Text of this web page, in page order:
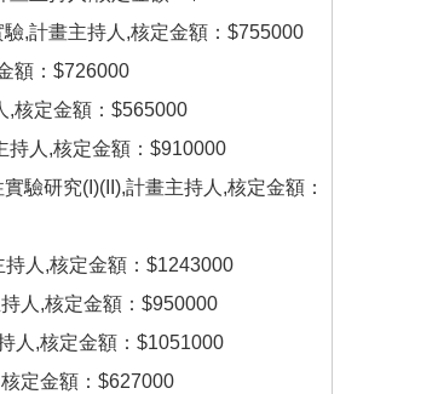
,計畫主持人,核定金額：$755000
額：$726000
,核定金額：$565000
持人,核定金額：$910000
驗研究(I)(II),計畫主持人,核定金額：
人,核定金額：$1243000
人,核定金額：$950000
人,核定金額：$1051000
定金額：$627000